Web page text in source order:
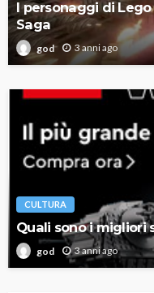
I personaggi di
Saga
god 3 anni ago
CULTURA
Quali sono i migliori
god 3 anni ago